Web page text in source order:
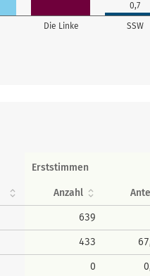
Die Linke SSW
0,7
Erststimmen
Anzahl
639
433
0